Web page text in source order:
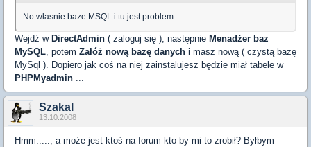
No własnie baze MSQL i tu jest problem
Wejdź w DirectAdmin ( zaloguj się ), następnie Menadżer baz
MySQL, potem Załóż nową bazę danych i masz nową ( czystą bazę
MySql ). Dopiero jak coś na niej zainstalujesz będzie miał tabele w
PHPMyadmin ...
Szakal
13.10.2008
Hmm....., a może jest ktoś na forum kto by mi to zrobił? Byłbym